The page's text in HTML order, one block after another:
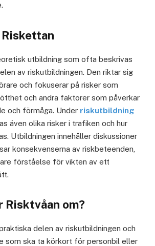
utbildning som ofta beskrivas
av riskutbildningen. Den riktar sig
och fokuserar på risker som
och andra faktorer som påverkar
och förmåga. Under riskutbildning
även olika risker i trafiken och hur
Utbildningen innehåller diskussioner
konsekvenserna av riskbeteenden,
förståelse för vikten av ett
Risktvåan om?
delen av riskutbildningen och
som ska ta körkort för personbil eller